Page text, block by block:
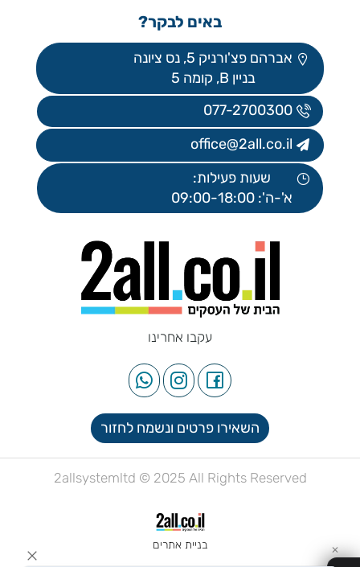
באים לבקר?
אברהם פצ'ורניק 5, נס ציונה
בניין B, קומה 5
077-2700300
office@2all.co.il
שעות פעילות:
א'-ה': 09:00-18:00
עקבו אחרינו
השאירו פרטים ונשמח לחזור
2allsystemltd © 2025 All Rights Reserved
בניית אתרים ✕